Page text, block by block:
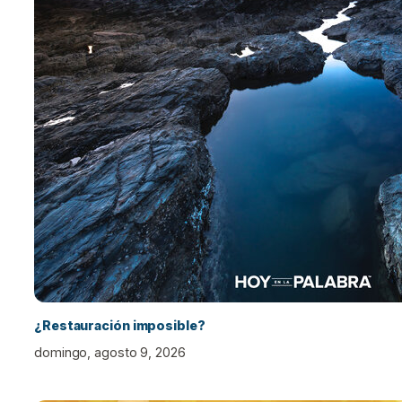
¿Restauración imposible?
domingo, agosto 9, 2026